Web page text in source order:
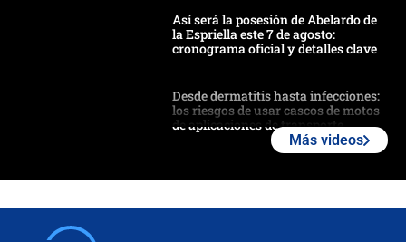
Así será la posesión de Abelardo de
la Espriella este 7 de agosto:
cronograma oficial y detalles clave
Desde dermatitis hasta infecciones:
los riesgos de usar cascos de motos
de aplicaciones de transporte
Más videos